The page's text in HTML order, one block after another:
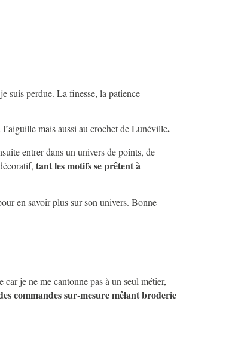
suis perdue. La finesse, la patience
mais aussi au crochet de Lunéville.
entrer dans un univers de points, de
tant les motifs se prêtent à
en savoir plus sur son univers. Bonne
car je ne me cantonne pas à un seul métier,
commandes sur-mesure mêlant broderie